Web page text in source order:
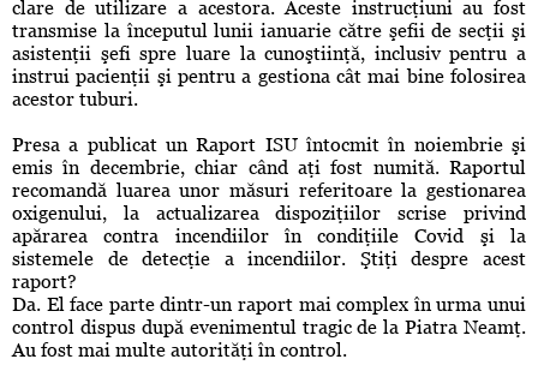
clare de utilizare a acestora. Aceste instrucţiuni au fost
transmise la începutul lunii ianuarie către şefii de secţii şi
asistenţii şefi spre luare la cunoştiinţă, inclusiv pentru a
instrui pacienţii şi pentru a gestiona cât mai bine folosirea
acestor tuburi.
Presa a publicat un Raport ISU întocmit în noiembrie şi
emis în decembrie, chiar când aţi fost numită. Raportul
recomandă luarea unor măsuri referitoare la gestionarea
oxigenului, la actualizarea dispoziţiilor scrise privind
apărarea contra incendiilor în condiţiile Covid şi la
sistemele de detecţie a incendiilor. Ştiţi despre acest
raport?
Da. El face parte dintr-un raport mai complex în urma unui
control dispus după evenimentul tragic de la Piatra Neamţ.
Au fost mai multe autorităţi în control.